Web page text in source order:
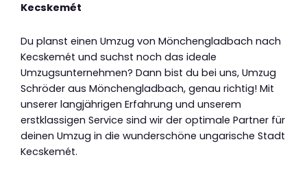
Kecskemét
Du planst einen Umzug von Mönchengladbach nach
Kecskemét und suchst noch das ideale
Umzugsunternehmen? Dann bist du bei uns, Umzug
Schröder aus Mönchengladbach, genau richtig! Mit
unserer langjährigen Erfahrung und unserem
erstklassigen Service sind wir der optimale Partner für
deinen Umzug in die wunderschöne ungarische Stadt
Kecskemét.